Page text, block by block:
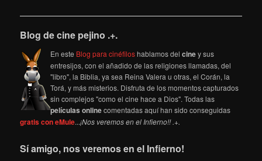
Blog de cine pejino .+.
En este Blog para cinéfiloshablamos delciney sus
entresijos, con el añadido de las religiones llamadas, del
"libro", la Biblia, ya sea Reina Valera u otras, el Corán, la
Torá, y más misterios. Disfruta de los momentos capturados
sin complejos "como el cine hace a Dios". Todas las
películas onlinecomentadas aquí han sido conseguidas
gratis con eMule...¡Nos veremos en el Infierno!! .+.
Sí amigo, nos veremos en el Infierno!